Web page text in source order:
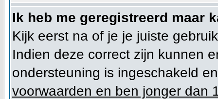
Ik heb me geregistreerd maar
Kijk eerst na of je je juiste
Indien deze correct zijn kunnen
ondersteuning is ingeschakeld
voorwaarden en ben jonger dan